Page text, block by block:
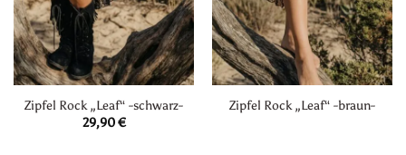
Zipfel Rock „Leaf“ -schwarz-
29,90€
Zipfel Rock „Leaf“ -braun-